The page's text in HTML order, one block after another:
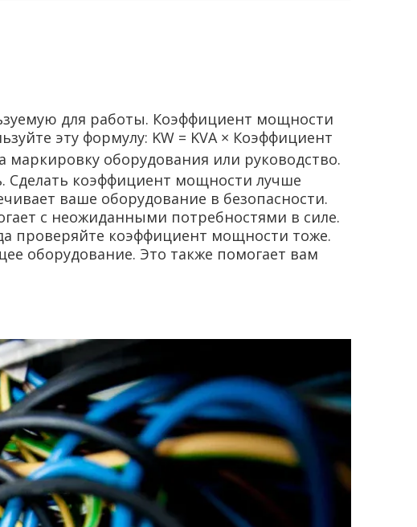
для работы. Коэффициент мощности
эту формулу: KW = KVA × Коэффициент
маркировку оборудования или руководство.
Сделать коэффициент мощности лучше
ваше оборудование в безопасности.
с неожиданными потребностями в силе.
проверяйте коэффициент мощности тоже.
оборудование. Это также помогает вам